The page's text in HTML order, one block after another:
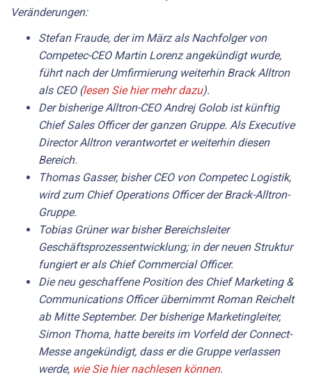
Veränderungen:
Stefan Fraude, der im März als Nachfolger von
Competec-CEO Martin Lorenz angekündigt wurde,
führt nach der Umfirmierung weiterhin Brack Alltron
als CEO (lesen Sie hier mehr dazu).
Der bisherige Alltron-CEO Andrej Golob ist künftig
Chief Sales Officer der ganzen Gruppe. Als Executive
Director Alltron verantwortet er weiterhin diesen
Bereich.
Thomas Gasser, bisher CEO von Competec Logistik,
wird zum Chief Operations Officer der Brack-Alltron-
Gruppe.
Tobias Grüner war bisher Bereichsleiter
Geschäftsprozessentwicklung; in der neuen Struktur
fungiert er als Chief Commercial Officer.
Die neu geschaffene Position des Chief Marketing &
Communications Officer übernimmt Roman Reichelt
ab Mitte September. Der bisherige Marketingleiter,
Simon Thoma, hatte bereits im Vorfeld der Connect-
Messe angekündigt, dass er die Gruppe verlassen
werde, wie Sie hier nachlesen können.